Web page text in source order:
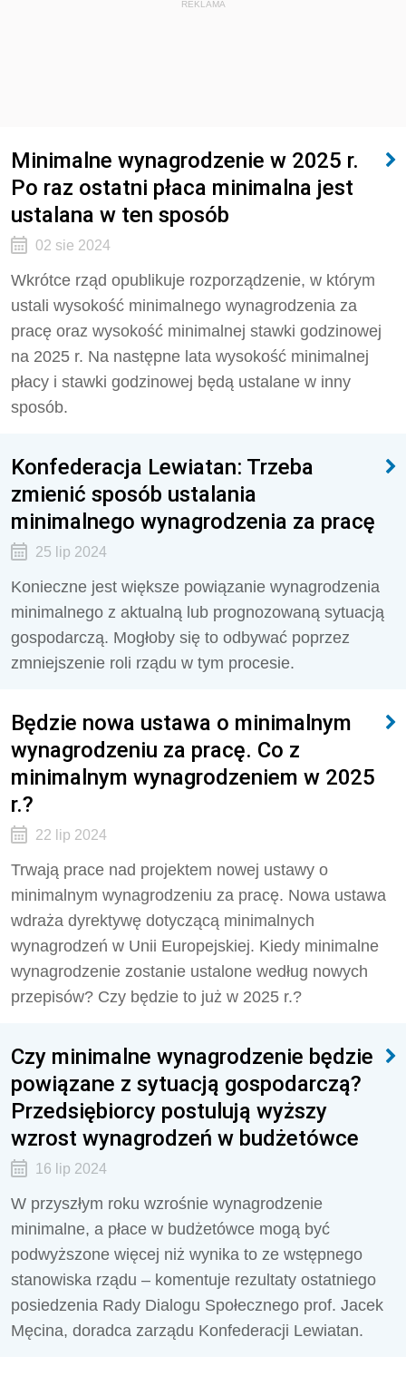
REKLAMA
Minimalne wynagrodzenie w 2025 r.
Po raz ostatni płaca minimalna jest
ustalana w ten sposób
02 sie 2024
Wkrótce rząd opublikuje rozporządzenie, w którym
ustali wysokość minimalnego wynagrodzenia za
pracę oraz wysokość minimalnej stawki godzinowej
na 2025 r. Na następne lata wysokość minimalnej
płacy i stawki godzinowej będą ustalane w inny
sposób.
Konfederacja Lewiatan: Trzeba
zmienić sposób ustalania
minimalnego wynagrodzenia za pracę
25 lip 2024
Konieczne jest większe powiązanie wynagrodzenia
minimalnego z aktualną lub prognozowaną sytuacją
gospodarczą. Mogłoby się to odbywać poprzez
zmniejszenie roli rządu w tym procesie.
Będzie nowa ustawa o minimalnym
wynagrodzeniu za pracę. Co z
minimalnym wynagrodzeniem w 2025
r.?
22 lip 2024
Trwają prace nad projektem nowej ustawy o
minimalnym wynagrodzeniu za pracę. Nowa ustawa
wdraża dyrektywę dotyczącą minimalnych
wynagrodzeń w Unii Europejskiej. Kiedy minimalne
wynagrodzenie zostanie ustalone według nowych
przepisów? Czy będzie to już w 2025 r.?
Czy minimalne wynagrodzenie będzie
powiązane z sytuacją gospodarczą?
Przedsiębiorcy postulują wyższy
wzrost wynagrodzeń w budżetówce
16 lip 2024
W przyszłym roku wzrośnie wynagrodzenie
minimalne, a płace w budżetówce mogą być
podwyższone więcej niż wynika to ze wstępnego
stanowiska rządu – komentuje rezultaty ostatniego
posiedzenia Rady Dialogu Społecznego prof. Jacek
Męcina, doradca zarządu Konfederacji Lewiatan.